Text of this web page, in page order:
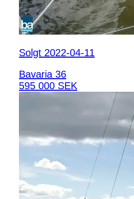
Solgt 2022-04-11
Bavaria 36
595 000 SEK